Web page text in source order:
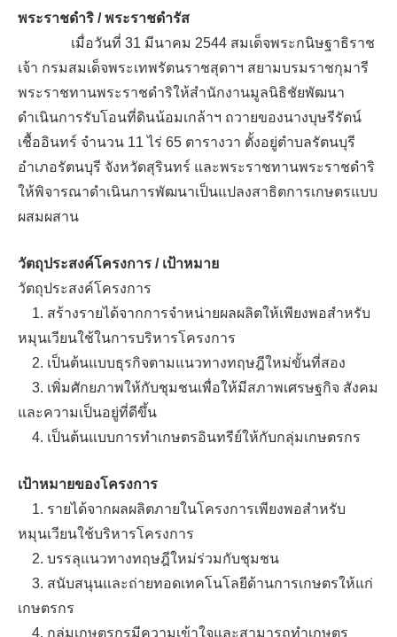
พระราชดำริ / พระราชดำรัส
เมื่อวันที่ 31 มีนาคม 2544 สมเด็จพระกนิษฐาธิราช
เจ้า กรมสมเด็จพระเทพรัตนราชสุดาฯ สยามบรมราชกุมารี
พระราชทานพระราชดำริให้สำนักงานมูลนิธิชัยพัฒนา
ดำเนินการรับโอนที่ดินน้อมเกล้าฯ ถวายของนางบุษรีรัตน์
เชื้ออินทร์ จำนวน 11 ไร่ 65 ตารางวา ตั้งอยู่ตำบลรัตนบุรี
อำเภอรัตนบุรี จังหวัดสุรินทร์ และพระราชทานพระราชดำริ
ให้พิจารณาดำเนินการพัฒนาเป็นแปลงสาธิตการเกษตรแบบ
ผสมผสาน
วัตถุประสงค์โครงการ / เป้าหมาย
วัตถุประสงค์โครงการ
1. สร้างรายได้จากการจำหน่ายผลผลิตให้เพียงพอสำหรับ
หมุนเวียนใช้ในการบริหารโครงการ
2. เป็นต้นแบบธุรกิจตามแนวทางทฤษฎีใหม่ขั้นที่สอง
3. เพิ่มศักยภาพให้กับชุมชนเพื่อให้มีสภาพเศรษฐกิจ สังคม
และความเป็นอยู่ที่ดีขึ้น
4. เป็นต้นแบบการทำเกษตรอินทรีย์ให้กับกลุ่มเกษตรกร
เป้าหมายของโครงการ
1. รายได้จากผลผลิตภายในโครงการเพียงพอสำหรับ
หมุนเวียนใช้บริหารโครงการ
2. บรรลุแนวทางทฤษฎีใหม่ร่วมกับชุมชน
3. สนับสนุนและถ่ายทอดเทคโนโลยีด้านการเกษตรให้แก่
เกษตรกร
4. กลุ่มเกษตรกรมีความเข้าใจและสามารถทำเกษตร